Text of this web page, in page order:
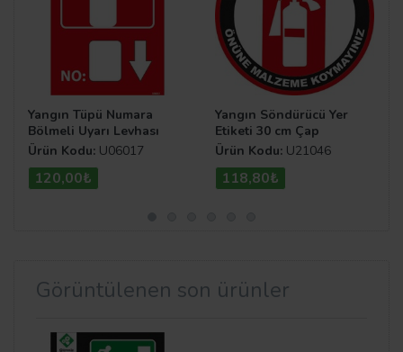
Yangın Tüpü Numara
Bölmeli Uyarı Levhası
Ürün Kodu: U06017
120,00₺
Yangın Söndürücü Yer
Etiketi 30 cm Çap
Ürün Kodu: U21046
118,80₺
Görüntülenen son ürünler